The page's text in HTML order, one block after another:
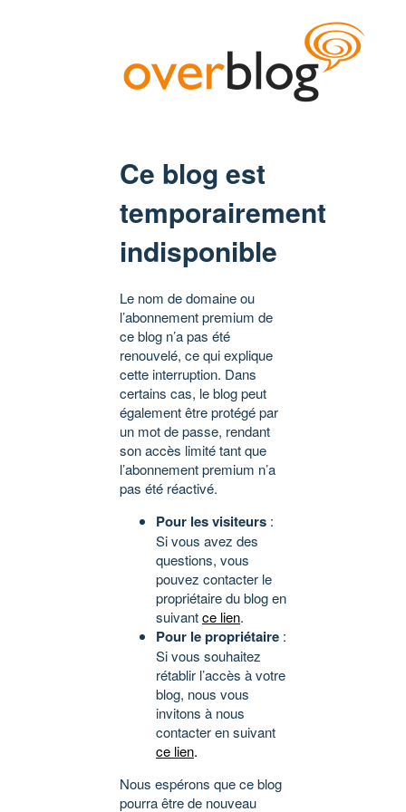
Ce blog est
temporairement
indisponible
Le nom de domaine ou
l’abonnement premium de
ce blog n’a pas été
renouvelé, ce qui explique
cette interruption. Dans
certains cas, le blog peut
également être protégé par
un mot de passe, rendant
son accès limité tant que
l’abonnement premium n’a
pas été réactivé.
Pour les visiteurs :
Si vous avez des
questions, vous
pouvez contacter le
propriétaire du blog en
suivantce lien.
Pour le propriétaire :
Si vous souhaitez
rétablir l’accès à votre
blog, nous vous
invitons à nous
contacter en suivant
ce lien.
Nous espérons que ce blog
pourra être de nouveau